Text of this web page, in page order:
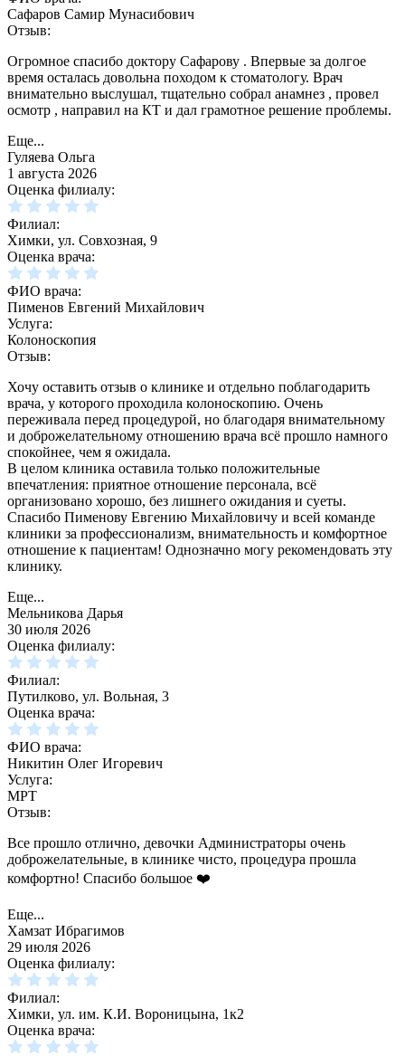
Сафаров Самир Мунасибович
Отзыв:
Огромное спасибо доктору Сафарову . Впервые за долгое
время осталась довольна походом к стоматологу. Врач
внимательно выслушал, тщательно собрал анамнез , провел
осмотр , направил на КТ и дал грамотное решение проблемы.
Еще...
Гуляева Ольга
1 августа 2026
Оценка филиалу:
Филиал:
Химки, ул. Совхозная, 9
Оценка врача:
ФИО врача:
Пименов Евгений Михайлович
Услуга:
Колоноскопия
Отзыв:
Хочу оставить отзыв о клинике и отдельно поблагодарить
врача, у которого проходила колоноскопию. Очень
переживала перед процедурой, но благодаря внимательному
и доброжелательному отношению врача всё прошло намного
спокойнее, чем я ожидала.
В целом клиника оставила только положительные
впечатления: приятное отношение персонала, всё
организовано хорошо, без лишнего ожидания и суеты.
Спасибо Пименову Евгению Михайловичу и всей команде
клиники за профессионализм, внимательность и комфортное
отношение к пациентам! Однозначно могу рекомендовать эту
клинику.
Еще...
Мельникова Дарья
30 июля 2026
Оценка филиалу:
Филиал:
Путилково, ул. Вольная, 3
Оценка врача:
ФИО врача:
Никитин Олег Игоревич
Услуга:
МРТ
Отзыв:
Все прошло отлично, девочки Администраторы очень
доброжелательные, в клинике чисто, процедура прошла
комфортно! Спасибо большое ❤️
Еще...
Хамзат Ибрагимов
29 июля 2026
Оценка филиалу:
Филиал:
Химки, ул. им. К.И. Вороницына, 1к2
Оценка врача: